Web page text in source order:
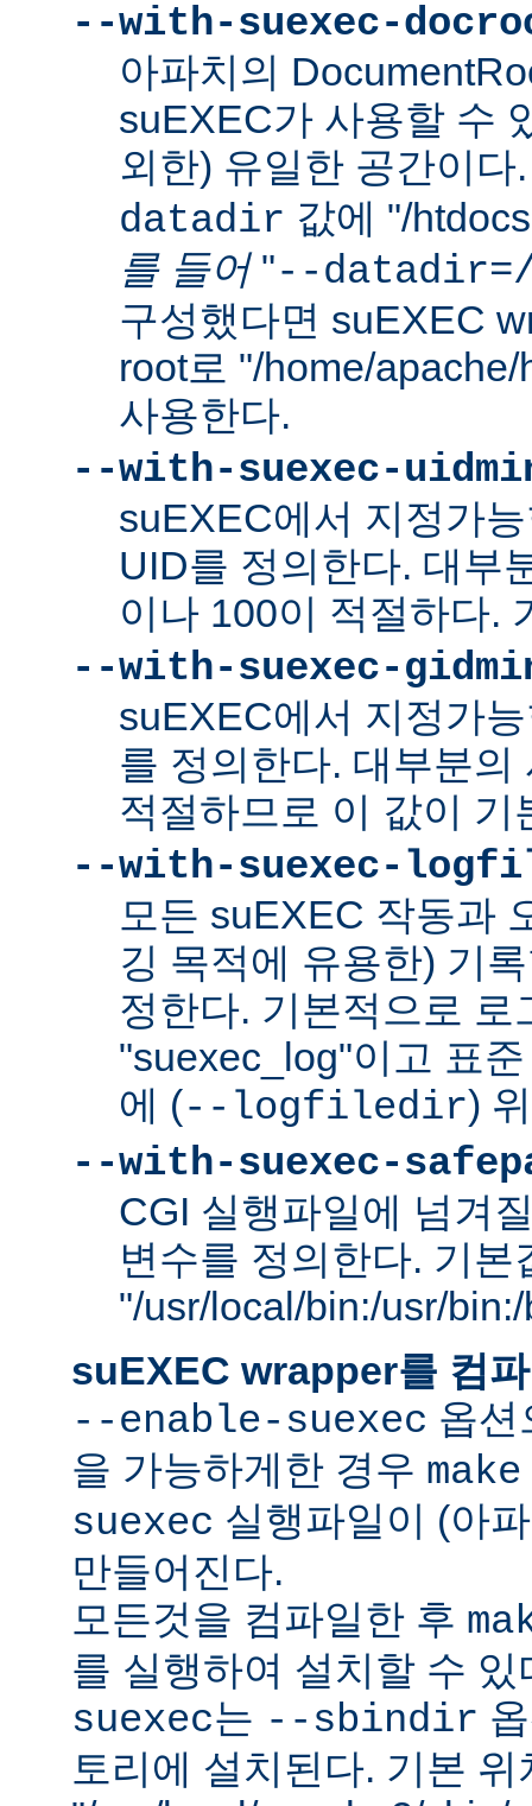
--with-suexec-
아파치의
suEXEC가 사용할 수
외한) 유일한 공간이
datadir 값에 "/
를 들어"--datadir=/
구성했다면 suEXEC
root로 "/home/
사용한다.
--with-suexec-
suEXEC에서 지정가
UID를 정의한다. 대부
이나 100이 적절하다.
--with-suexec-
suEXEC에서 지정가
를 정의한다. 대부분의
적절하므로 이 값이 기
--with-suexec-
모든 suEXEC 작동과
깅 목적에 유용한) 기
정한다. 기본적으로 로
"suexec_log"이고 표
에 (--logfiledir)
--with-suexec-
CGI 실행파일에 넘겨
변수를 정의한다. 기본
"/usr/local/bin:/usr/
suEXEC wrapper를 컴
--enable-suexec 옵션
을 가능하게한 경우 make
suexec 실행파일이 (아
만들어진다.
모든것을 컴파일한 후
를 실행하여 설치할 수
suexec는 --sbindir
토리에 설치된다. 기본 위